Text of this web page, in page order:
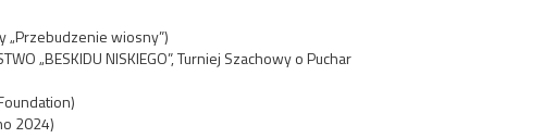
„Przebudzenie wiosny”)
„BESKIDU NISKIEGO”,Turniej Szachowy o Puchar
2024)